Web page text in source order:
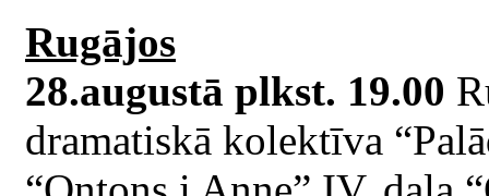
Rugājos
28.augustā plkst. 19.00
dramatiskā kolektīva